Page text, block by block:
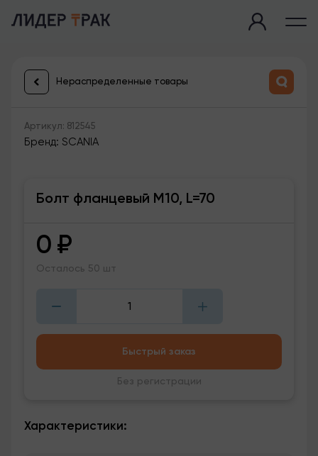
Нераспределенные товары
Артикул: 812545
Бренд: SCANIA
Болт фланцевый M10, L=70
0 ₽
Осталось 50 шт
Быстрый заказ
Без регистрации
Характеристики: